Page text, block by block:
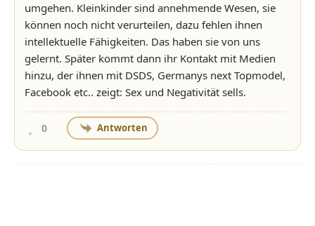
umgehen. Kleinkinder sind annehmende Wesen, sie
können noch nicht verurteilen, dazu fehlen ihnen
intellektuelle Fähigkeiten. Das haben sie von uns
gelernt. Später kommt dann ihr Kontakt mit Medien
hinzu, der ihnen mit DSDS, Germanys next Topmodel,
Facebook etc.. zeigt: Sex und Negativität sells.
0 Antworten